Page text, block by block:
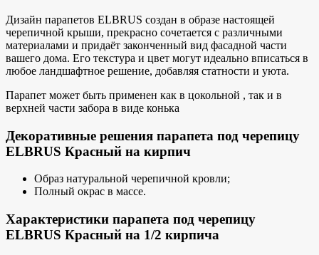
Дизайн парапетов ELBRUS создан в образе настоящей
черепичной крыши, прекрасно сочетается с различными
материалами и придаёт законченный вид фасадной части
вашего дома. Его текстура и цвет могут идеально вписаться в
любое ландшафтное решение, добавляя статности и уюта.
Парапет может быть применен как в цокольной , так и в
верхней части забора в виде конька
Декоративные решения парапета под черепицу
ELBRUS Красный на кирпич
Образ натуральной черепичной кровли;
Полный окрас в массе.
Характеристики парапета под черепицу
ELBRUS Красный на 1/2 кирпича